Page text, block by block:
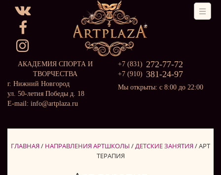
АКАДЕМИЯ СПОРТА И
ТВОРЧЕСТВА
г. Нижний Новгород
ул. 50-летия Победы д. 18
E-mail: info@artplaza.ru
+7 (831) 272-77-72
+7 (910) 381-24-97
Мы открыты: с 8:00 до 22:00
ГЛАВНАЯ / НАПРАВЛЕНИЯ АРТШКОЛЫ /ДЕТСКИЕ ЗАНЯТИЯ /АРТ
ТЕРАПИЯ